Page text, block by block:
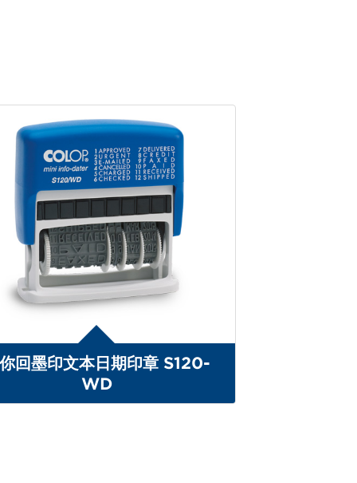
回墨印文本日期印章 S120-
WD